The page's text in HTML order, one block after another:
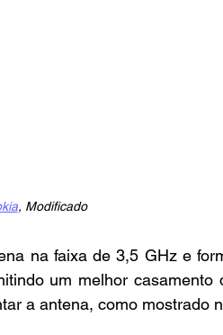
, Modificado
um melhor casamento
a antena, como mostrado